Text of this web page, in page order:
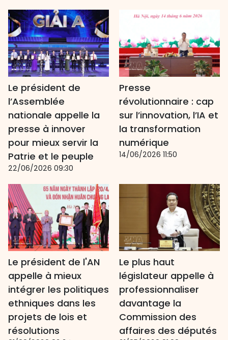
Le président de
l’Assemblée
nationale appelle la
presse à innover
pour mieux servir la
Patrie et le peuple
22/06/2026 09:30
Presse
révolutionnaire : cap
sur l’innovation, l’IA et
la transformation
numérique
14/06/2026 11:50
Le président de l'AN
appelle à mieux
intégrer les politiques
ethniques dans les
projets de lois et
résolutions
Le plus haut
législateur appelle à
professionnaliser
davantage la
Commission des
affaires des députés